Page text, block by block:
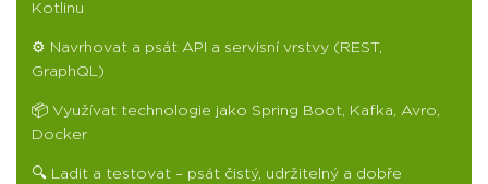
Kotlinu
⚙️ Navrhovat a psát API a servisní vrstvy (REST,
GraphQL)
📦 Využívat technologie jako Spring Boot, Kafka, Avro,
Docker
🔍 Ladit a testovat – psát čistý, udržitelný a dobře